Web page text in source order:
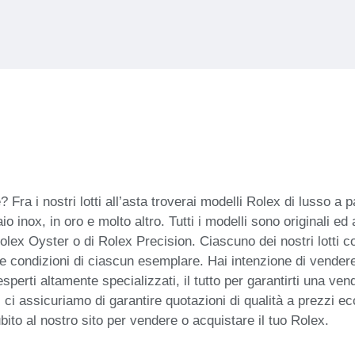
Fra i nostri lotti all’asta troverai modelli Rolex di lusso a
inox, in oro e molto altro. Tutti i modelli sono originali
Oyster o di Rolex Precision. Ciascuno dei nostri lotti
di ciascun esemplare. Hai intenzione di
altamente specializzati, il tutto per garantirti una
assicuriamo di garantire quotazioni di qualità a prezzi
al nostro sito per vendere o acquistare il tuo Rolex.